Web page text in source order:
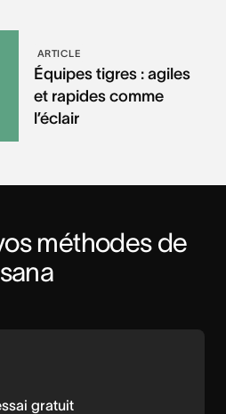
ARTICLE
Équipes tigres : agiles
et rapides comme
l’éclair
méthodes de
gratuit